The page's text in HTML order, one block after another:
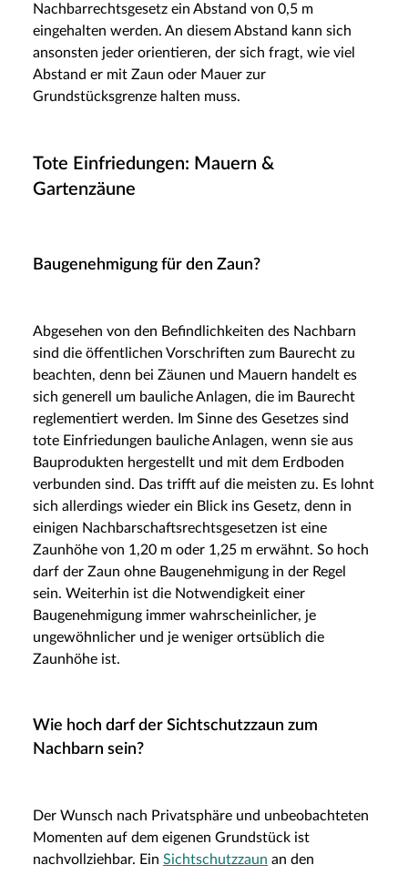
Nachbarrechtsgesetz ein Abstand von 0,5 m
eingehalten werden. An diesem Abstand kann sich
ansonsten jeder orientieren, der sich fragt, wie viel
Abstand er mit Zaun oder Mauer zur
Grundstücksgrenze halten muss.
Tote Einfriedungen: Mauern &
Gartenzäune
Baugenehmigung für den Zaun?
Abgesehen von den Befindlichkeiten des Nachbarn
sind die öffentlichen Vorschriften zum Baurecht zu
beachten, denn bei Zäunen und Mauern handelt es
sich generell um bauliche Anlagen, die im Baurecht
reglementiert werden. Im Sinne des Gesetzes sind
tote Einfriedungen bauliche Anlagen, wenn sie aus
Bauprodukten hergestellt und mit dem Erdboden
verbunden sind. Das trifft auf die meisten zu. Es lohnt
sich allerdings wieder ein Blick ins Gesetz, denn in
einigen Nachbarschaftsrechtsgesetzen ist eine
Zaunhöhe von 1,20 m oder 1,25 m erwähnt. So hoch
darf der Zaun ohne Baugenehmigung in der Regel
sein. Weiterhin ist die Notwendigkeit einer
Baugenehmigung immer wahrscheinlicher, je
ungewöhnlicher und je weniger ortsüblich die
Zaunhöhe ist.
Wie hoch darf der Sichtschutzzaun zum
Nachbarn sein?
Der Wunsch nach Privatsphäre und unbeobachteten
Momenten auf dem eigenen Grundstück ist
nachvollziehbar. Ein Sichtschutzzaun an den